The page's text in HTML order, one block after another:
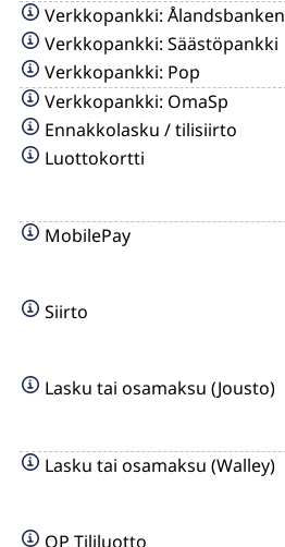
Verkkopankki: Ålandsbanken
Verkkopankki: Säästöpankki
Verkkopankki: Pop
Verkkopankki: OmaSp
Ennakkolasku / tilisiirto
Luottokortti
MobilePay
Siirto
Lasku tai osamaksu (Jousto)
Lasku tai osamaksu (Walley)
OP Tililuotto